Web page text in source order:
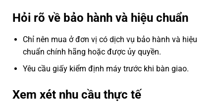
Hỏi rõ về bảo hành và hiệu chuẩn
Chỉ nên mua ở đơn vị có dịch vụ bảo hành và hiệu
chuẩn chính hãng hoặc được ủy quyền.
Yêu cầu giấy kiểm định máy trước khi bàn giao.
Xem xét nhu cầu thực tế